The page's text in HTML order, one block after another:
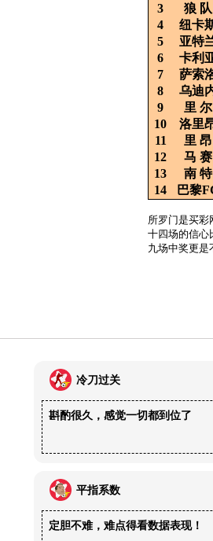
3 狼 队
4
纽卡
5
亚特
6 卡利
7
萨索
8
乌迪
9
里 尔
10 洛里
11
里 昂
12 马 赛
13
南 特
14
巴黎
所罗门是买彩
十四场的信心
九场中奖更是
冷刀过关
斟酌很久，感觉一切都到位了
平指系数
定胆不难，难点得看数据表现！